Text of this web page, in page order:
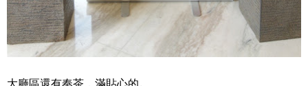
大廳區還有奉茶，滿貼心的。